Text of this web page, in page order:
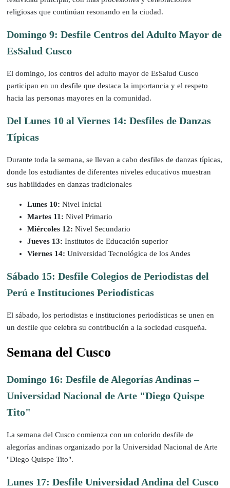
religiosas que continúan resonando en la ciudad.
Domingo 9: Desfile Centros del Adulto Mayor de
EsSalud Cusco
El domingo, los centros del adulto mayor de EsSalud Cusco
participan en un desfile que destaca la importancia y el respeto
hacia las personas mayores en la comunidad.
Del Lunes 10 al Viernes 14: Desfiles de Danzas
Típicas
Durante toda la semana, se llevan a cabo desfiles de danzas típicas,
donde los estudiantes de diferentes niveles educativos muestran
sus habilidades en danzas tradicionales
Lunes 10: Nivel Inicial
Martes 11: Nivel Primario
Miércoles 12: Nivel Secundario
Jueves 13: Institutos de Educación superior
Viernes 14: Universidad Tecnológica de los Andes
Sábado 15: Desfile Colegios de Periodistas del
Perú e Instituciones Periodísticas
El sábado, los periodistas e instituciones periodísticas se unen en
un desfile que celebra su contribución a la sociedad cusqueña.
Semana del Cusco
Domingo 16: Desfile de Alegorías Andinas –
Universidad Nacional de Arte "Diego Quispe
Tito"
La semana del Cusco comienza con un colorido desfile de
alegorías andinas organizado por la Universidad Nacional de Arte
"Diego Quispe Tito".
Lunes 17: Desfile Universidad Andina del Cusco